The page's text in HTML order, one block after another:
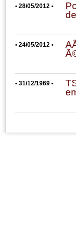
• 28/05/2012 •
• 24/05/2012 •
• 31/12/1969 •